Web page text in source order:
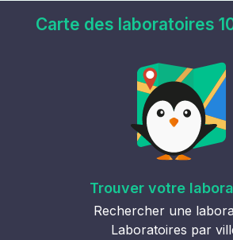
Carte des laboratoires
Trouver votre
Rechercher une
Laboratoires par